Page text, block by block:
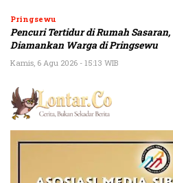
Pringsewu
Pencuri Tertidur di Rumah Sasaran,
Diamankan Warga di Pringsewu
Kamis, 6 Agu 2026 - 15:13 WIB